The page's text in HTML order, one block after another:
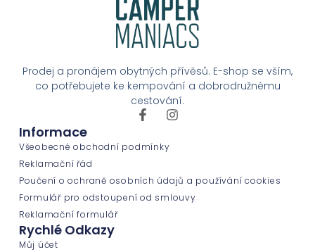
Prodej a pronájem obytných přívěsů. E-shop se vším,
co potřebujete ke kempování a dobrodružnému
cestování.
Informace
Všeobecné obchodní podmínky
Reklamační řád
Poučení o ochraně osobních údajů a používání cookies
Formulář pro odstoupení od smlouvy
Reklamační formulář
Rychlé Odkazy
Můj účet